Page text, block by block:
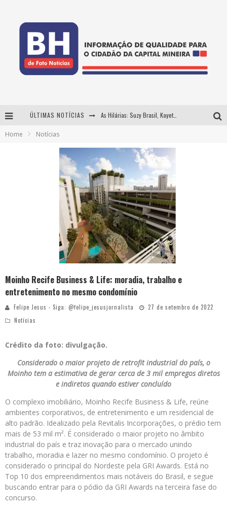
ÚLTIMAS NOTÍCIAS As Hilárias: Suzy Brasil, Kayete e Karoline Absinto retornam a Belo Horizonte para apresentação única no Teatro Sesiminas
Home Notícias
Moinho Recife Business & Life: moradia, trabalho e
entretenimento no mesmo condomínio
Felipe Jesus - Siga: @felipe_jesusjornalista
27 de setembro de 2022
Notícias
Crédito da foto: divulgação.
Considerado o maior projeto de retrofit industrial do país, o
Moinho tem a estimativa de gerar cerca de 3 mil empregos diretos
e indiretos quando estiver concluído
O complexo imobiliário, Moinho Recife Business & Life, reúne
ambientes corporativos, de entretenimento e um residencial de
alto padrão. Idealizado pela Revitalis Incorporações, o prédio tem
mais de 53 mil m². É considerado o maior projeto no âmbito
industrial do país e traz inovação para o mercado unindo
trabalho, moradia e lazer no mesmo condomínio. O projeto é
considerado o principal do Nordeste pela GRI Awards. Está no
Top 10 dos empreendimentos mais notáveis do Brasil, e segue
buscando entrar para o pódio da GRI Awards na terceira fase do
concurso.